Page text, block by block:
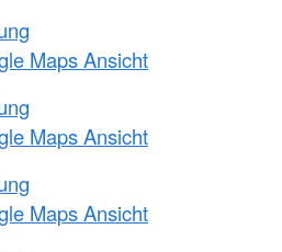
Maps Ansicht
Maps Ansicht
Maps Ansicht